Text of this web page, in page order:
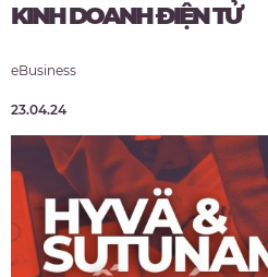
KINH DOANH ĐIỆN TỬ
eBusiness
23.04.24